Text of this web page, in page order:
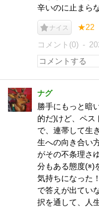
辛いのに止まら
ナイス ★22
コメント(0)
ナグ
勝手にもっと暗
的だ)けど、ペス
で、連帯して生
生への向き合い
がその不条理さ
分もある態度(※)
気持ちになった
で答えが出てい
択を通して、人